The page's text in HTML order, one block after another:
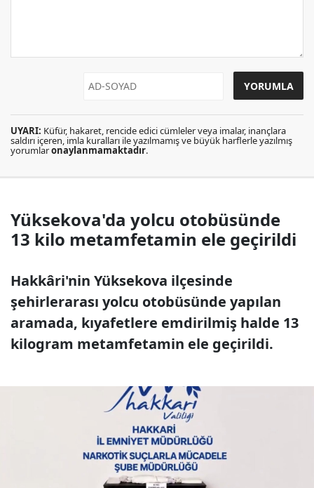
UYARI: Küfür, hakaret, rencide edici cümleler veya imalar, inançlara
saldırı içeren, imla kuralları ile yazılmamış ve büyük harflerle yazılmış
yorumlaronaylanmamaktadır.
Yüksekova'da yolcu otobüsünde
13 kilo metamfetamin ele geçirildi
Hakkâri'nin Yüksekova ilçesinde
şehirlerarası yolcu otobüsünde yapılan
aramada, kıyafetlere emdirilmiş halde 13
kilogram metamfetamin ele geçirildi.